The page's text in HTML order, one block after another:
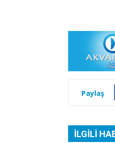
Paylaş
İLGILI